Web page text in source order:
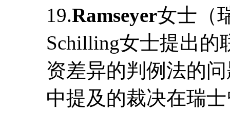
19.Ramseyer女士（
Schilling女士提出的
资差异的判例法的
中提及的裁决在瑞